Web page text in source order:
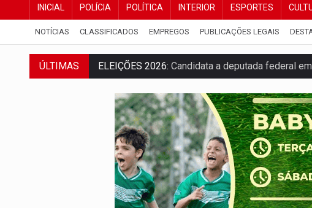
INICIAL POLÍCIA POLÍTICA INTERIOR ESPORTES
NOTÍCIAS CLASSIFICADOS EMPREGOS PUBLICAÇÕES LEGAIS
ÚLTIMAS ELEIÇÕES 2026: Candidata a deputada federal
EDUCAÇÃO BÁSICA:Ideb avança nos anos
CONTA DIFÍCIL:Com as novidades na corrida ao
CH4C1NA:Disputa entre PCC e CV deixa dez
IMUNIZAÇÃO:Prefeitura inicia campanha de